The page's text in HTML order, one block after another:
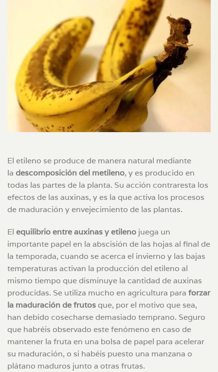
El etileno se produce de manera natural mediante
la descomposición del metileno, y es producido en
todas las partes de la planta. Su acción contraresta los
efectos de las auxinas, y es la que activa los procesos
de maduración y envejecimiento de las plantas.
El equilibrio entre auxinas y etileno juega un
importante papel en la abscisión de las hojas al final de
la temporada, cuando se acerca el invierno y las bajas
temperaturas activan la producción del etileno al
mismo tiempo que disminuye la cantidad de auxinas
producidas. Se utiliza mucho en agricultura para forzar
la maduración de frutosque, por el motivo que sea,
han debido cosecharse demasiado temprano. Seguro
que habréis observado este fenómeno en caso de
mantener la fruta en una bolsa de papel para acelerar
su maduración, o si habéis puesto una manzana o
plátano maduros junto a otras frutas.